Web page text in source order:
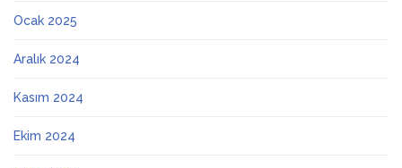
Ocak 2025
Aralık 2024
Kasım 2024
Ekim 2024